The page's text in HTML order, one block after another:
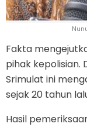
Fakta
pihak kepolisian.
Srimulat ini
sejak 20 tahun
Hasil